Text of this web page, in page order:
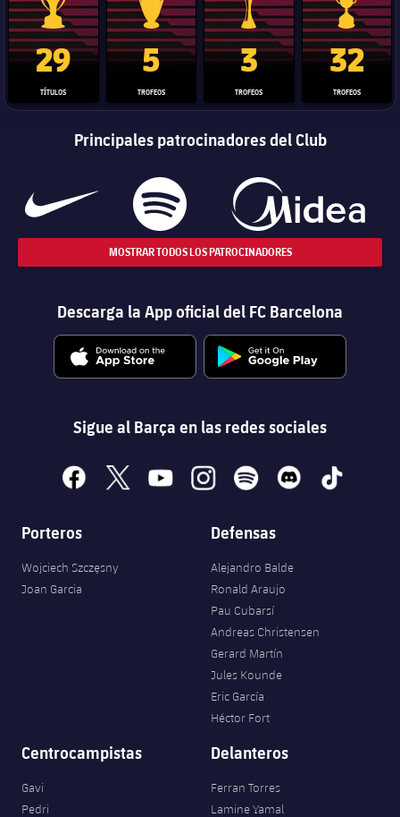
Trofeo de La Liga
29
TÍTULOS
Trofeo de la Liga de Campeones
5
TROFEOS
Trofeo del Mundial de
3
TROFEOS
Copa del
32
TROFEOS
Principales patrocinadores del Club
MOSTRAR TODOS LOS PATROCINADORES
Descarga la App oficial del FC Barcelona
Sigue al Barça en las redes sociales
facebook
x youtubeinstagramspotify discord tiktok
Porteros
Wojciech Szczęsny
Joan Garcia
Defensas
Alejandro Balde
Ronald Araujo
Pau Cubarsí
Andreas Christensen
Gerard Martín
Jules Kounde
Eric García
Héctor Fort
Centrocampistas
Gavi
Pedri
Delanteros
Ferran Torres
Lamine Yamal